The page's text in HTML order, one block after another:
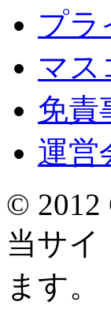
プラ
マス
免責
運営
© 2012
当サイ
ます。